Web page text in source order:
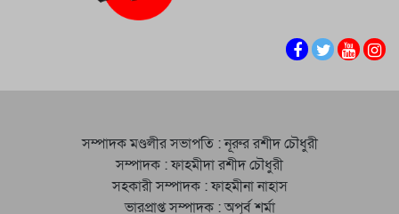
সম্পাদক মণ্ডলীর সভাপতি : নূরুর রশীদ চৌধুরী
সম্পাদক : ফাহমীদা রশীদ চৌধুরী
সহকারী সম্পাদক : ফাহমীনা নাহাস
ভারপ্রাপ্ত সম্পাদক : অপূর্ব শর্মা